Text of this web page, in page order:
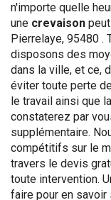
n'importe quelle
une crevaison
Pierrelaye, 95480 .
disposons des
dans la ville, et ce,
éviter toute perte
le travail ainsi que
constaterez par
supplémentaire.
compétitifs sur le
travers le devis
toute intervention.
faire pour en